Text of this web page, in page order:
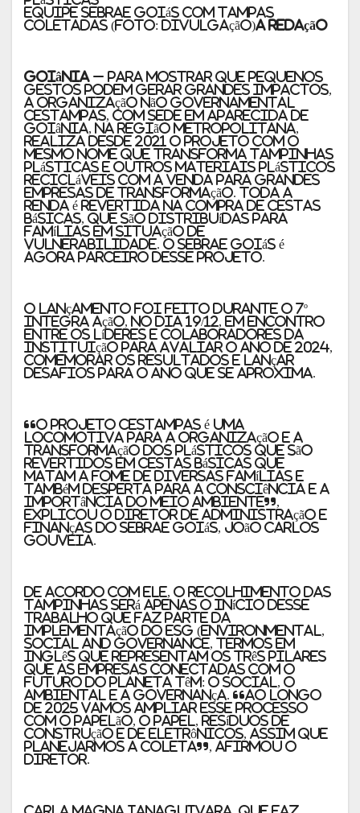
Equipe Sebrae Goiás com tampas
coletadas (Foto: divulgação)A Redação
Goiânia – Para mostrar que pequenos
gestos podem gerar grandes impactos,
a organização não governamental
Cestampas, com sede em Aparecida de
Goiânia, na Região Metropolitana,
realiza desde 2021 o projeto com o
mesmo nome que transforma tampinhas
plásticas e outros materiais plásticos
recicláveis com a venda para grandes
empresas de transformação. Toda a
renda é revertida na compra de cestas
básicas, que são distribuídas para
famílias em situação de
vulnerabilidade. O Sebrae Goiás é
agora parceiro desse projeto.
O lançamento foi feito durante o 7º
Integra Ação, no dia 19/12, em encontro
entre os líderes e colaboradores da
instituição para avaliar o ano de 2024,
comemorar os resultados e lançar
desafios para o ano que se aproxima.
“O Projeto Cestampas é uma
locomotiva para a organização e a
transformação dos plásticos que são
revertidos em cestas básicas que
matam a fome de diversas famílias e
também desperta para a consciência e a
importância do meio ambiente”,
explicou o diretor de Administração e
Finanças do Sebrae Goiás, João Carlos
Gouveia.
De acordo com ele, o recolhimento das
tampinhas será apenas o início desse
trabalho que faz parte da
implementação do ESG (Environmental,
Social and Governance, termos em
inglês que representam os três pilares
que as empresas conectadas com o
futuro do planeta têm: o Social, o
Ambiental e a Governança. “Ao longo
de 2025 vamos ampliar esse processo
com o papelão, o papel, resíduos de
construção e de eletrônicos, assim que
planejarmos a coleta”, afirmou o
diretor.
Carla Magna Ianaguivara, que faz